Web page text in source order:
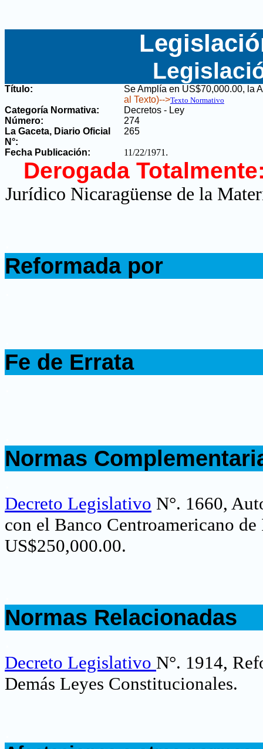
Título:
Se Amplía en US$70,000.00, la
al Texto)-->Texto Normativo
Categoría Normativa:
Decretos - Ley
Número:
274
La Gaceta, Diario Oficial
N°:
265
Fecha Publicación: 11/22/1971 .
Derogada
Jurídico Nicaragüense de la
Reformada por
Fe de Errata
Normas
Decreto Legislativo N°. 1660,
con el Banco Centroamericano
US$250,000.00.
Normas Relacionadas
Decreto Legislativo N°. 1914,
Demás Leyes Constitucionales.